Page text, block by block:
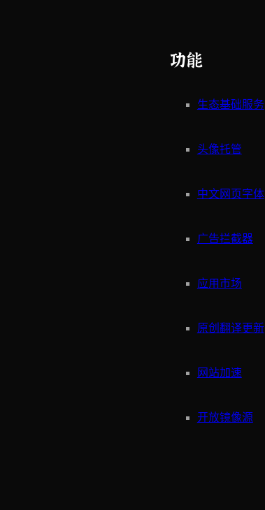
功能
生态基础服务
头像托管
中文网页字体
广告拦截器
应用市场
原创翻译更新
网站加速
开放镜像源